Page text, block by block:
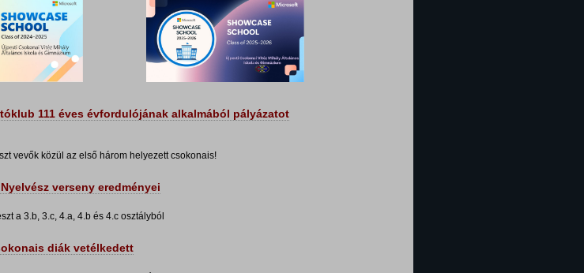
111 éves évfordulójának alkalmából pályázatot
vevők közül az első három helyezett csokonais!
verseny eredményei
a 3.b, 3.c, 4.a, 4.b és 4.c osztályból
diák vetélkedett